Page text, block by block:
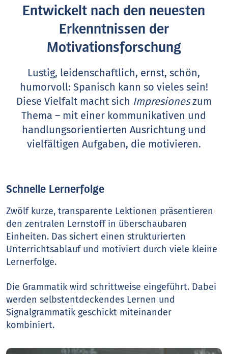
Entwickelt nach den neuesten
Erkenntnissen der
Motivationsforschung
Lustig, leidenschaftlich, ernst, schön,
humorvoll: Spanisch kann so vieles sein!
Diese Vielfalt macht sich Impresioneszum
Thema – mit einer kommunikativen und
handlungsorientierten Ausrichtung und
vielfältigen Aufgaben, die motivieren.
Schnelle Lernerfolge
Zwölf kurze, transparente Lektionen präsentieren
den zentralen Lernstoff in überschaubaren
Einheiten. Das sichert einen strukturierten
Unterrichtsablauf und motiviert durch viele kleine
Lernerfolge.
Die Grammatik wird schrittweise eingeführt. Dabei
werden selbstentdeckendes Lernen und
Signalgrammatik geschickt miteinander
kombiniert.